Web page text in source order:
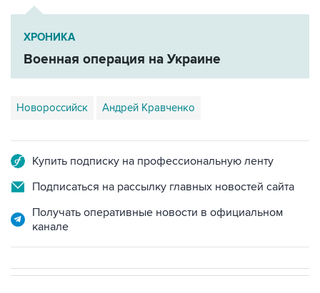
ХРОНИКА
Военная операция на Украине
Новороссийск Андрей Кравченко
Купить подписку на профессиональную ленту
Подписаться на рассылку главных новостей сайта
Получать оперативные новости в официальном
канале